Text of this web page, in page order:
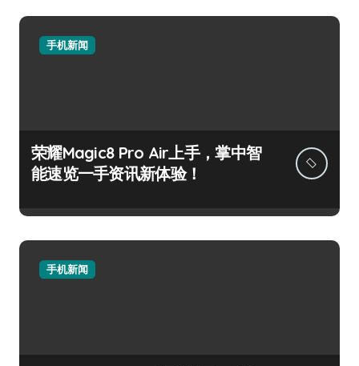
手机新闻
荣耀Magic8 Pro Air上手，掌中智
能速览一手资讯新体验！
手机新闻